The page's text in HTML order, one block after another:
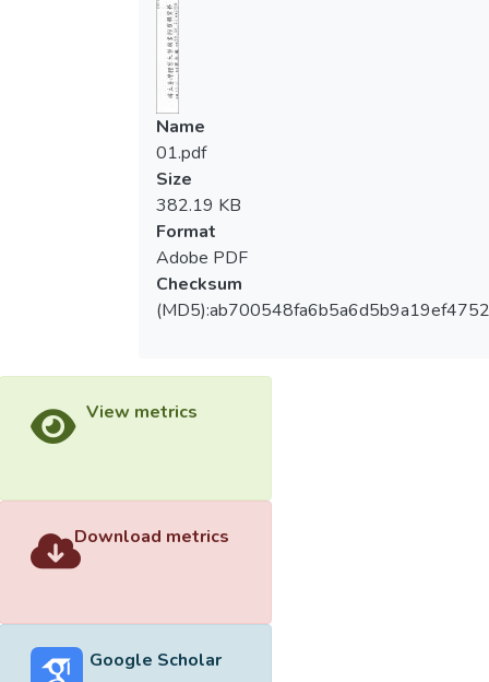
Name
01.pdf
Size
382.19 KB
Format
Adobe PDF
Checksum
View metrics
Download metrics
Google Scholar